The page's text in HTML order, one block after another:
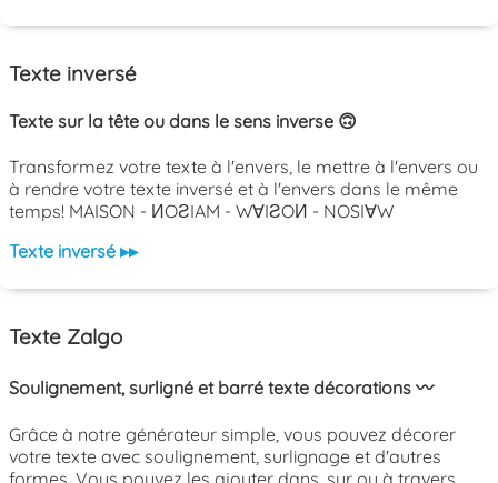
Texte inversé
Texte sur la tête ou dans le sens inverse 🙃
Transformez votre texte à l'envers, le mettre à l'envers ou
à rendre votre texte inversé et à l'envers dans le même
temps! MAISON - ИOƧIAM - W∀IƧOИ - NOSI∀W
Texte inversé ▸▸
Texte Zalgo
Soulignement, surligné et barré texte décorations 〰️
Grâce à notre générateur simple, vous pouvez décorer
votre texte avec soulignement, surlignage et d'autres